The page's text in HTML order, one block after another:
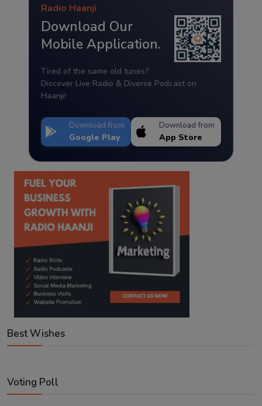
Radio Haanji
Download Our
Mobile Application.
Tired of the same old tunes?
Discover Live Radio & Diverse Podcast on
Haanji!
Download from
Google Play
Download from
App Store
Best Wishes
Voting Poll